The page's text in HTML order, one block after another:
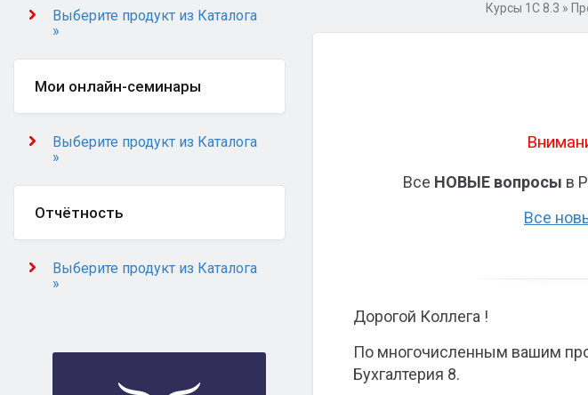
Курсы 1С 8.3 »
Все НОВЫЕ вопросы в
Все
Дорогой Коллега !
По многочисленным вашим
Бухгалтерия 8.
Выберите продукт из Каталога
»
Мои онлайн-семинары
Выберите продукт из Каталога
»
Отчётность
Выберите продукт из Каталога
»